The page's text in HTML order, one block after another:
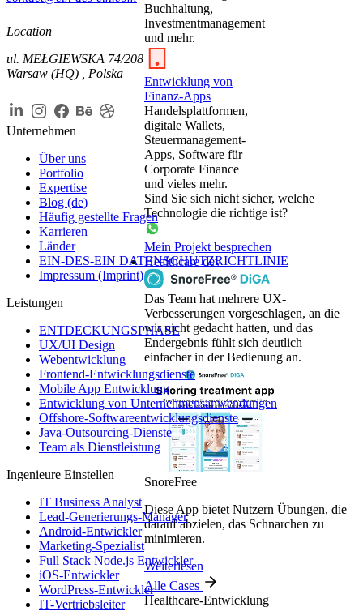
Buchhaltung,
Investmentmanagement
und mehr.
Entwicklung von
Finanz-Apps
Handelsplattformen,
digitale Wallets,
Steuer­management-
Apps, Software für
Corporate Finance
und vieles mehr.
Sind Sie sich nicht sicher, welche
Technologie die richtige ist?
Mein Projekt besprechen
Healthcare dev
Das Team hat mehrere UX-
Verbesserungen vorgeschlagen, an die
wir nicht gedacht hatten, und das
Endergebnis fühlt sich deutlich
einfacher in der Bedienung an.
SnoreFree
Diese App bietet Nutzern Übungen, die
darauf abzielen, das Schnarchen zu
minimieren.
Weiterlesen
Alle Cases
Healthcare-Entwicklung
Location
ul. MEŁGIEWSKA 74/208
Warsaw (HQ) , Polska
Unternehmen
Über uns
Portfolio
Expertise
Blog (de)
Häufig gestellte Fragen
Karrieren
Länder
EIN-DES-EIN DATENSCHUTZRICHTLINIE
Impressum (Imprint)
Leistungen
ENTDECKUNGSPHASE
UX/UI Design
Webentwicklung
Frontend-Entwicklungsdienste
Mobile App Entwicklung
Entwicklung von Unternehmensanwendungen
Offshore-Softwareentwicklungsdienste
Java-Outsourcing-Dienste
Team als Dienstleistung
Ingenieure Einstellen
IT Business Analyst
Lead-Generierungs-Manager
Android-Entwickler
Marketing-Spezialist
Full Stack Node.js Entwickler
iOS-Entwickler
WordPress-Entwickler
IT-Vertriebsleiter